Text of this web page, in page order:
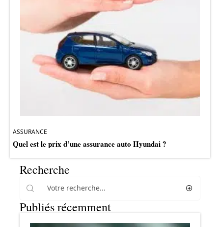
ASSURANCE
Quel est le prix d’une assurance auto Hyundai ?
Recherche
Publiés récemment